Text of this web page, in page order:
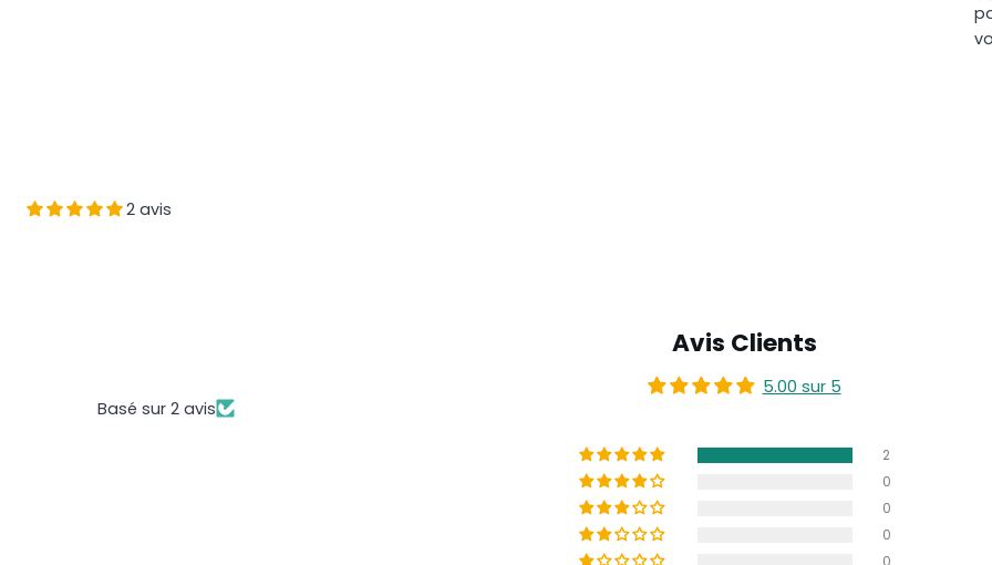
2 avis
Avis Clients
5.00 sur 5
Basé sur 2 avis
2
0
0
0